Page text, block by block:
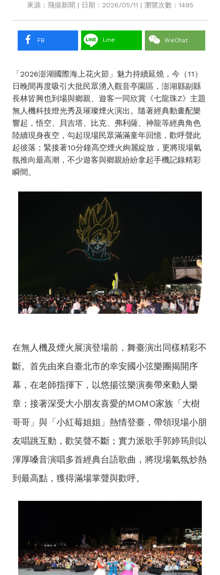
來源：飛揚新聞 | 日期：2026/05/11 | 瀏覽次數：1495
FB Line WeChat
「2026澎湖國際海上花火節」魅力持續延燒，今（11）
日晚間再度吸引大批民眾湧入觀音亭園區，澎湖縣副縣
長林皆興也到場與鄉親、遊客一同欣賞《七龍珠Z》主題
無人機科技燈光秀及璀璨煙火演出。隨著經典動畫配樂
響起，悟空、貝吉塔、比克、弗利薩、神龍等經典角色
陸續現身夜空，勾起現場民眾滿滿童年回憶，歡呼聲此
起彼落；緊接著10分鐘高空煙火絢麗綻放，更將現場氣
氛推向最高潮，不少遊客與鄉親紛紛拿起手機記錄精彩
瞬間。
在無人機及煙火展演登場前，舞臺演出同樣精彩不
斷。首先由來自臺北市的幸安國小弦樂團揭開序
幕，在老師指揮下，以悠揚弦樂演奏帶來動人樂
章；接著深受大小朋友喜愛的MOMO家族「大樹
哥哥」與「小紅莓姐姐」熱情登臺，帶領現場小朋
友唱跳互動，歡笑聲不斷；實力派歌手郭婷筠則以
渾厚嗓音演唱多首經典台語歌曲，將現場氣氛炒熱
到最高點，獲得滿場掌聲與歡呼。